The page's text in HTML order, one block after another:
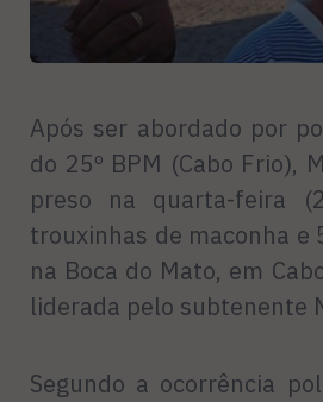
Após ser abordado por
do 25º BPM (Cabo Frio),
preso na quarta-feira
trouxinhas de maconha e
na Boca do Mato, em
liderada pelo subtenente
Segundo a ocorrência